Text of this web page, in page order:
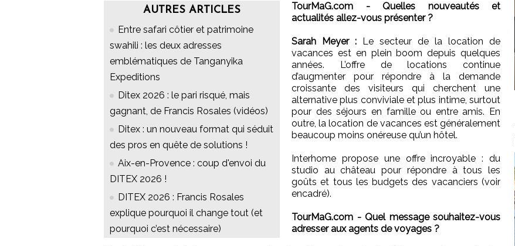
AUTRES ARTICLES
Entre safari côtier et patrimoine
swahili : les deux adresses
emblématiques de Tanganyika
Expeditions
Ditex 2026 : le pari risqué, mais
gagnant, de Francis Rosales (vidéos)
Ditex : un nouveau format qui séduit
des pros en quête de solutions !
Aix-en-Provence : coup d'envoi du
DITEX 2026 !
DITEX 2026 : Francis Rosales
explique pourquoi il change tout (et
pourquoi c’est nécessaire)
TourMaG.com - Quelles nouveautés et
actualités allez-vous présenter ?
Sarah Meyer : Le secteur de la location de
vacances est en plein boom depuis quelques
années. L’offre de locations continue
d’augmenter pour répondre à la demande
croissante des visiteurs qui cherchent une
alternative plus conviviale et plus intime, surtout
pour des séjours en famille ou entre amis. En
outre, la location de vacances est généralement
beaucoup moins onéreuse qu’un hôtel.
Interhome propose une offre incroyable : du
studio au château pour répondre à tous les
goûts et tous les budgets des vacanciers (voir
encadré).
TourMaG.com - Quel message souhaitez-vous
adresser aux agents de voyages ?